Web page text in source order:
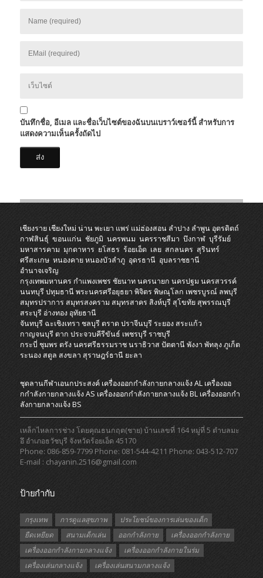
บันทึกชื่อ, อีเมล และชื่อเว็บไซต์ของฉันบนเบราว์เซอร์นี้ สำหรับการ
แสดงความเห็นครั้งถัดไป
เชียงราย เชียงใหม่ น่านพะเยา แพร่ แม่ฮ่องสอน ลำปาง ลำพูน อุตรดิตถ์
กาฬสินธุ์ ขอนแก่น ชัยภูมิ นครพนม นครราชสีมา บึงกาฬ บุรีรัมย์
มหาสารคาม มุกดาหาร ยโสธร ร้อยเอ็ด เลย สกลนคร สุรินทร์
ศรีสะเกษ หนองคายหนองบัวลำภู อุดรธานี อุบลราชธานี
อำนาจเจริญ
กรุงเทพมหานคร กำแพงเพชร ชัยนาทนครนายก นครปฐม นครสวรรค์
นนทบุรีปทุมธานีพระนครศรีอยุธยา พิจิตรพิษณุโลก เพชรบูรณ์ ลพบุรี
สมุทรปราการสมุทรสงคราม สมุทรสาครสิงห์บุรี สุโขทัยสุพรรณบุรี
สระบุรี อ่างทอง อุทัยธานี
จันทบุรี ฉะเชิงเทรา ชลบุรี ตราดปราจีนบุรีระยองสระแก้ว
กาญจนบุรีตาก ประจวบคีรีขันธ์ เพชรบุรีราชบุรี
กระบี่ ชุมพร ตรังนครศรีธรรมราชนราธิวาสปัตตานีพังงา พัทลุงภูเก็ต
ระนอง สตูล สงขลา สุราษฎร์ธานี ยะลา
ชุดลานกีฬาเอนกประสงค์ เครื่องออกกําลังกายกลางแจ้ง AL เครื่องออ
กกําลังกายกลางแจ้ง AS เครื่องออกกําลังกายกลางแจ้ง BL เครื่องออกกํา
ลังกายกลางแจ้ง BS
เหล็กไหลการช่าง โดยคุณธนกฤต(ชาย) บ้านเลขที่ 164 หมู่ที่ 5 ตำบลมะ
อึ อำเภอธวัชบุรี จังหวัดร้อยเอ็ด 45170
Phone: 086-859-7799 Phone: 081-544-4211 Phone: 043-512-707
E-mail : chayanin.2516@gmail.com
ป้ายกำกับ
กรุงเทพ การดูแลสุขภาพ
ประโยชน์ของการเล่นของเด็ก
ยืดเหยียด
สนามเด็กเล่น ออกกำลังกาย
เครื่องออกกำลังกาย
เครื่องออกกำลังกายกลางแจ้ง
เครื่องออกกำลังกายในร่ม
เครื่องเล่นกลางแจ้ง
เครื่องเล่นสนามกลางแจ้ง